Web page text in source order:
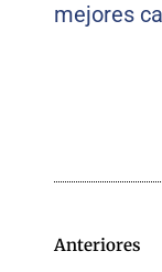
mejores
Anteriores